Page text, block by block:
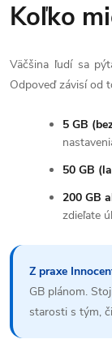
Koľko
Väčšina ľudí sa
Odpoveď závisí od
5 GB
50 GB
200 GB
zdieľate
Z praxe
GB plánom.
starosti s tým,